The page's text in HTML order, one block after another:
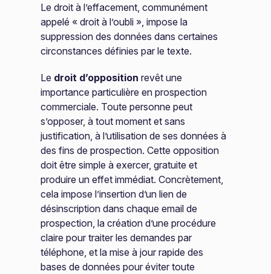
Le droit à l’effacement, communément
appelé « droit à l’oubli », impose la
suppression des données dans certaines
circonstances définies par le texte.
Le droit d’opposition revêt une
importance particulière en prospection
commerciale. Toute personne peut
s’opposer, à tout moment et sans
justification, à l’utilisation de ses données à
des fins de prospection. Cette opposition
doit être simple à exercer, gratuite et
produire un effet immédiat. Concrètement,
cela impose l’insertion d’un lien de
désinscription dans chaque email de
prospection, la création d’une procédure
claire pour traiter les demandes par
téléphone, et la mise à jour rapide des
bases de données pour éviter toute